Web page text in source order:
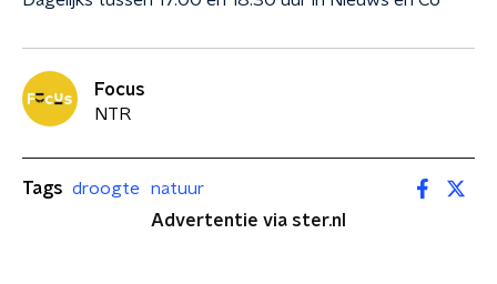
Focus
NTR
Tags droogte
natuur
Advertentie via ster.nl